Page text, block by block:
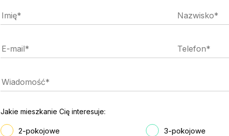
Jakie mieszkanie Cię interesuje:
2-pokojowe 3-pokojowe